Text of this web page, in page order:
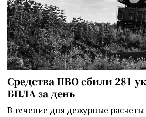
Средства ПВО сбили 281
БПЛА за день
В течение дня дежурные расчеты